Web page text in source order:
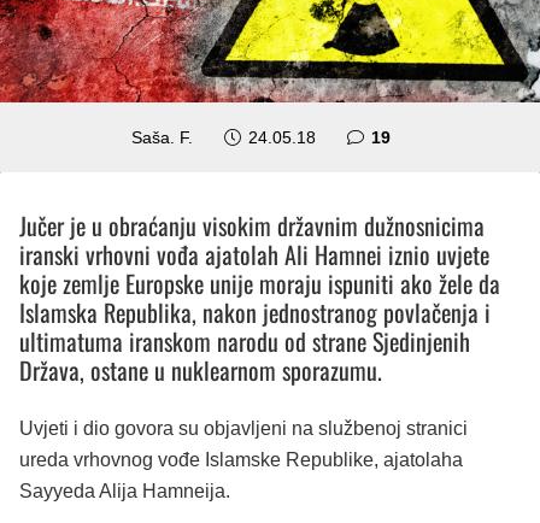
Saša. F. 24.05.18 19komentara
Jučer je u obraćanju visokim državnim dužnosnicima
iranski vrhovni vođa ajatolah Ali Hamnei iznio uvjete
koje zemlje Europske unije moraju ispuniti ako žele da
Islamska Republika, nakon jednostranog povlačenja i
ultimatuma iranskom narodu od strane Sjedinjenih
Država, ostane u nuklearnom sporazumu.
Uvjeti i dio govora su objavljeni na službenoj stranici
ureda vrhovnog vođe Islamske Republike, ajatolaha
Sayyeda Alija Hamneija.